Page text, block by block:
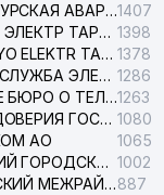
ДЕТЕЙ С
№ 25
СЕМЕЙНОЕ
PROFI ООО
ШАЙХАНТАХУРСКАЯ АВАРИЙНАЯ СЛУЖБА ЭЛЕКТРОСЕТИ1407
САМАРКАНД ЭЛЕКТР ТАРМОКЛАРИ АО 1398
SURHONDARYO ELEKTR TARMOKLARI АО 1378
АВАРИЙНАЯ СЛУЖБА ЭЛЕКТРОСЕТИ ТАШКЕНТСКОГО РАЙОНА 1286
СПРАВОЧНОЕ БЮРО О ТЕЛЕФОНАХ ОРГАНИЗАЦИЙ г. ТАШКЕНТА1263
ТЕЛЕФОНЫ ДОВЕРИЯ ГОСУДАРСТВЕННОГО ЦЕНТРА ТЕСТИРОВАНИЯ 1080
АО
1065
ТАШКЕНТСКИЙ ГОРОДСКОЙ СУД ПО ГРАЖДАНСКИМ ДЕЛАМ 1002
ЯККАСАРАЙСКИЙ МЕЖРАЙОННЫЙ СУД ПО ГРАЖДАНСКИМ ДЕЛАМ887